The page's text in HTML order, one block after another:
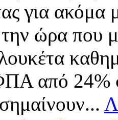
για ακόμα
την ώρα που
από 24%